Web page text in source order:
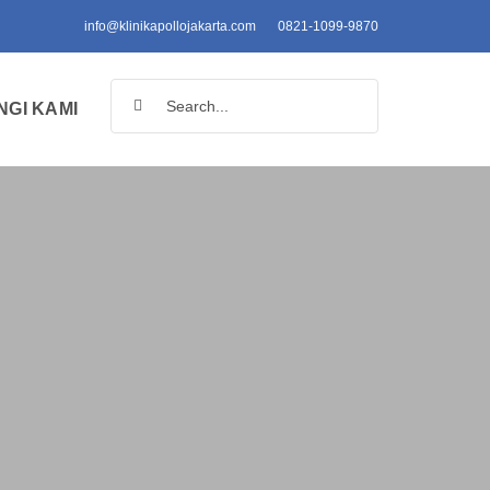
info@klinikapollojakarta.com 0821-1099-9870
KAMI